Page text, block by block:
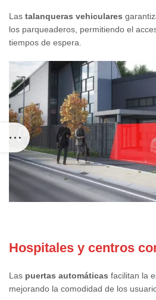
Las talanqueras vehiculares
los parqueaderos, permitiendo el
tiempos de espera.
Hospitales y centros
Las puertas automáticas facilitan la
mejorando la comodidad de los